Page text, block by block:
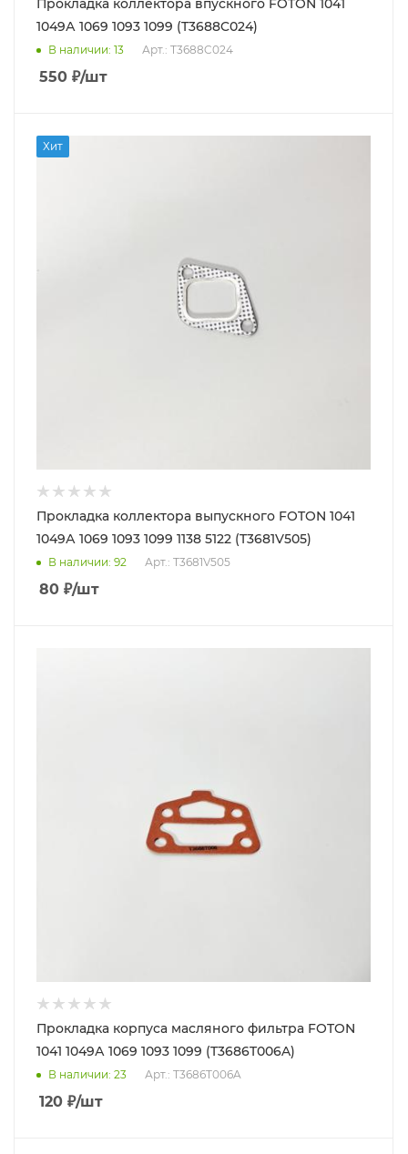
Прокладка коллектора впускного FOTON 1041
1049А 1069 1093 1099 (T3688C024)
В наличии: 13 Арт.: T3688C024
550 ₽/шт
Хит
Прокладка коллектора выпускного FOTON 1041
1049А 1069 1093 1099 1138 5122 (T3681V505)
В наличии: 92 Арт.: T3681V505
80 ₽/шт
Прокладка корпуса масляного фильтра FOTON
1041 1049А 1069 1093 1099 (T3686T006A)
В наличии: 23 Арт.: T3686T006A
120 ₽/шт